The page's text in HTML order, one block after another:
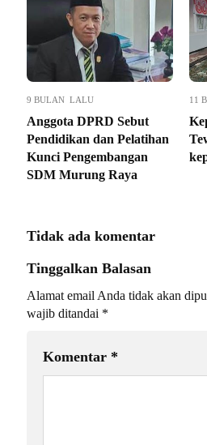
9 BULAN LALU
Anggota DPRD Sebut
Pendidikan dan Pelatihan
Kunci Pengembangan
SDM Murung Raya
11
Tidak ada komentar
Tinggalkan Balasan
Alamat email Anda tidak akan
wajib ditandai *
Komentar *